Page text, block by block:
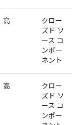
高
クロー
ズド ソ
ース コ
ンポー
ネント
高
クロー
ズド ソ
ース コ
ンポー